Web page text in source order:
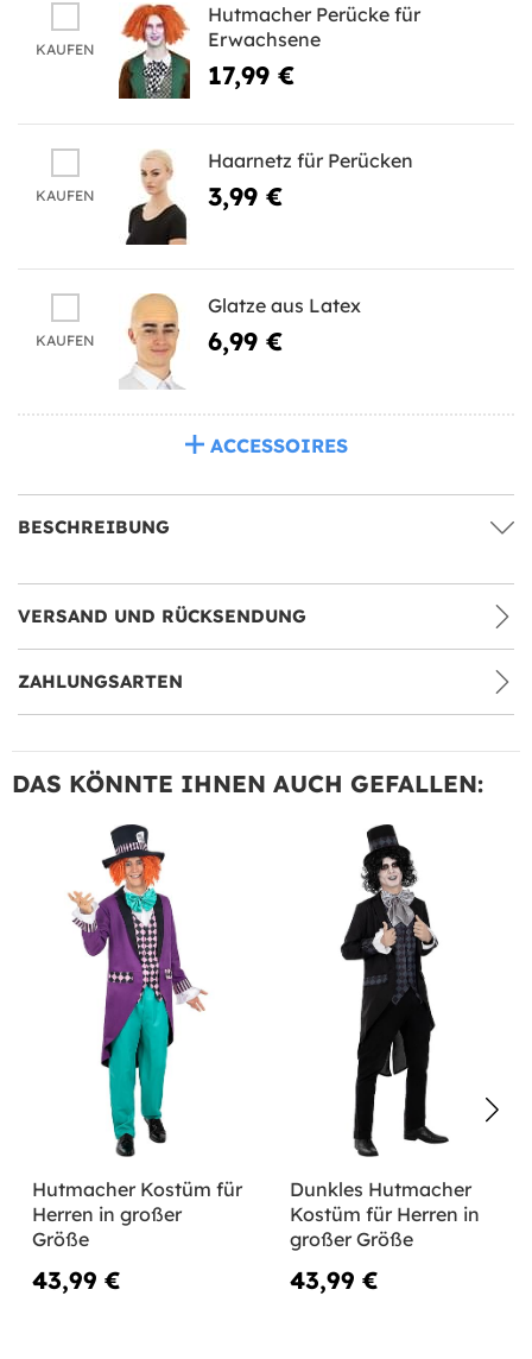
KAUFEN
Hutmacher Perücke für
Erwachsene
17,99 €
KAUFEN
Haarnetz für Perücken
3,99 €
KAUFEN
Glatze aus Latex
6,99 €
ACCESSOIRES
BESCHREIBUNG
VERSAND UND RÜCKSENDUNG
ZAHLUNGSARTEN
DAS KÖNNTE IHNEN AUCH GEFALLEN:
Hutmacher Kostüm für
Herren in großer
Größe
43,99 €
Dunkles Hutmacher
Kostüm für Herren in
großer Größe
43,99 €